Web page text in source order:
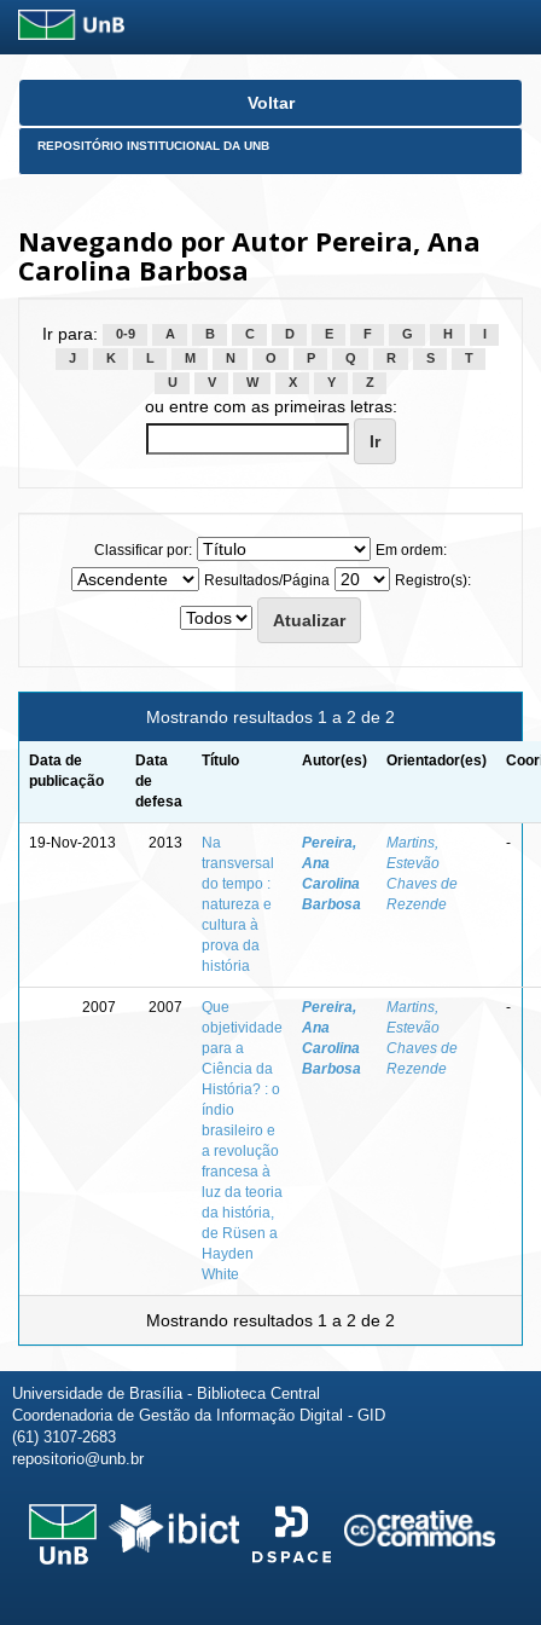
Skip
Voltar
REPOSITÓRIO INSTITUCIONAL DA UNB
Navegando por Autor Pereira, Ana
Carolina Barbosa
Ir para: 0-9 A B C D E F G H
J
K L M N O P Q R S
T
U
V W X Y Z
ou entre com as primeiras letras:
Classificar por:
Em ordem:
Resultados/Página
Registro(s):
Mostrando resultados 1 a 2 de 2
Data de
publicação
Data
de
defesa
Título Autor(es) Orientador(es)
19-Nov-2013 2013
Na
transversal
do tempo :
natureza e
cultura à
prova da
história
Pereira,
Ana
Carolina
Barbosa
Martins,
Estevão
Chaves de
Rezende
-
2007 2007
Que
objetividade
para a
Ciência da
História? : o
índio
brasileiro e
a revolução
francesa à
luz da teoria
da história,
de Rüsen a
Hayden
White
Pereira,
Ana
Carolina
Barbosa
Martins,
Estevão
Chaves de
Rezende
-
Mostrando resultados 1 a 2 de 2
Universidade de Brasília - Biblioteca Central
Coordenadoria de Gestão da Informação Digital - GID
(61) 3107-2683
repositorio@unb.br